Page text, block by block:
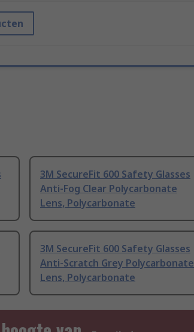
3M SecureFit 600 Safety Glasses
Anti-Fog Clear Polycarbonate
Lens, Polycarbonate
3M SecureFit 600 Safety Glasses
Anti-Scratch Grey Polycarbonate
Lens, Polycarbonate